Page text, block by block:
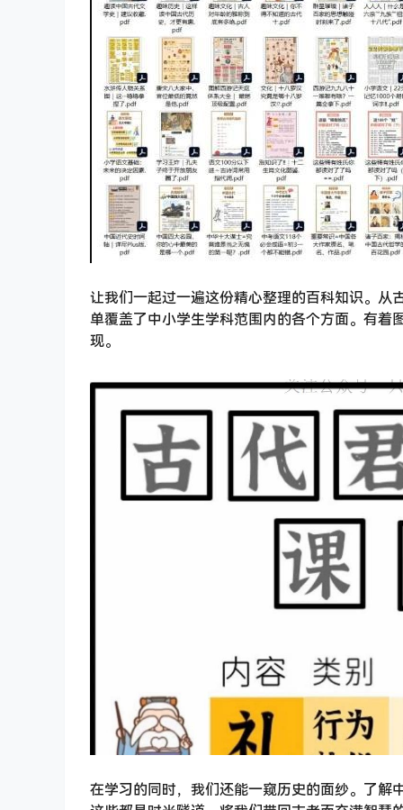
让我们一起过一遍这份精心整理的百科知识。从
单覆盖了中小学生学科范围内的各个方面。有着
现。
在学习的同时，我们还能一窥历史的面纱。了解